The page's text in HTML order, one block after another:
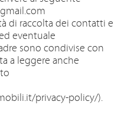
di raccolta dei contatti e
eventuale
sono condivise con
a leggere anche
privacy-policy/).